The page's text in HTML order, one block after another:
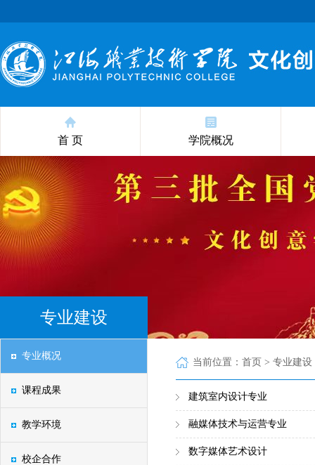
首 页 学院概况
专业建设
专业概况
课程成果
教学环境
校企合作
当前位置：首页 > 专业建
建筑室内设计专业
融媒体技术与运营专业
数字媒体艺术设计